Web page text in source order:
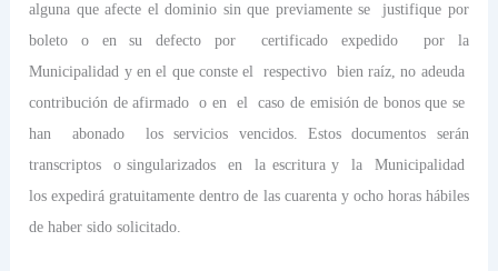
alguna que afecte el dominio sin que previamente se
justifique por
boleto o en su defecto por
certificado expedido
por la
Municipalidad y en el que conste el
respectivo bien raíz, no adeuda
contribución de afirmado
o en el
caso de emisión de bonos que se
han
abonado
los servicios vencidos. Estos documentos serán
transcriptos
o singularizados en la escritura y la
Municipalidad
los expedirá gratuitamente dentro de las cuarenta y ocho horas hábiles
de haber sido solicitado.